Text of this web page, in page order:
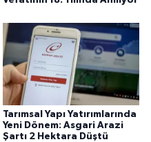
Tarımsal Yapı Yatırımlarında
Yeni Dönem: Asgari Arazi
Şartı 2 Hektara Düştü